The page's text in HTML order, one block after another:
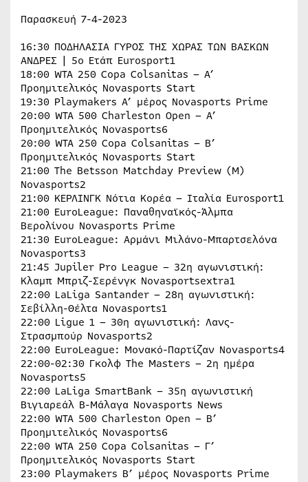
Παρασκευή 7-4-2023
16:30 ΠΟΔΗΛΑΣΙΑ ΓΥΡΟΣ ΤΗΣ ΧΩΡΑΣ ΤΩΝ ΒΑΣΚΩΝ
ΑΝΔΡΕΣ | 5ο Ετάπ Eurosport1
18:00 WTA 250 Copa Colsanitas – A’
Προημιτελικός Novasports Start
19:30 Playmakers Α’ μέρος Novasports Prime
20:00 WTA 500 Charleston Open – A’
Προημιτελικός Novasports6
20:00 WTA 250 Copa Colsanitas – Β’
Προημιτελικός Novasports Start
21:00 The Betsson Matchday Preview (Μ)
Novasports2
21:00 ΚΕΡΛΙΝΓΚ Νότια Κορέα – Ιταλία Eurosport1
21:00 EuroLeague: Παναθηναϊκός-Άλμπα
Βερολίνου Novasports Prime
21:30 EuroLeague: Αρμάνι Μιλάνο-Μπαρτσελόνα
Novasports3
21:45 Jupiler Pro League – 32η αγωνιστική:
Κλαμπ Μπριζ-Σερένγκ Novasportsextra1
22:00 LaLiga Santander – 28η αγωνιστική:
Σεβίλλη-Θέλτα Novasports1
22:00 Ligue 1 – 30η αγωνιστική: Λανς-
Στρασμπούρ Novasports2
22:00 EuroLeague: Μονακό-Παρτίζαν Novasports4
22:00-02:30 Γκολφ The Masters – 2η ημέρα
Novasports5
22:00 LaLiga SmartBank – 35η αγωνιστική
Βιγιαρεάλ Β-Μάλαγα Novasports News
22:00 WTA 500 Charleston Open – Β’
Προημιτελικός Novasports6
22:00 WTA 250 Copa Colsanitas – Γ’
Προημιτελικός Novasports Start
23:00 Playmakers B’ μέρος Novasports Prime